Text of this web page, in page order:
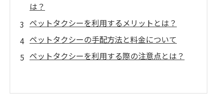
は？
ペットタクシーを利用するメリットとは？
ペットタクシーの手配方法と料金について
ペットタクシーを利用する際の注意点とは？